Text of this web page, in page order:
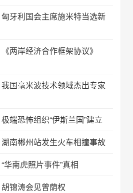
匈牙利国会主席施米特当选新
《两岸经济合作框架协议》
我国毫米波技术领域杰出专家
极端恐怖组织“伊斯兰国”建立
湖南郴州站发生火车相撞事故
“华南虎照片事件”真相
胡锦涛会见曾荫权